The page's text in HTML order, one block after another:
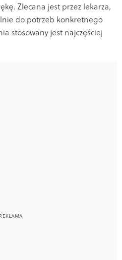
Zlecana jest przez lekarza,
do potrzeb konkretnego
stosowany jest najczęściej